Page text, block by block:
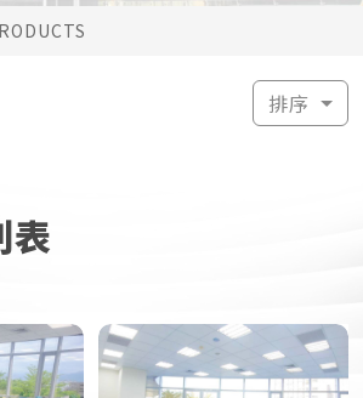
排序
表